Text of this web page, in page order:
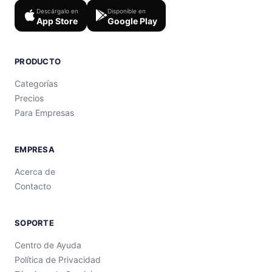
Descárgalo en
App Store
Disponible en
Google Play
PRODUCTO
Categorías
Precios
Para Empresas
EMPRESA
Acerca de
Contacto
SOPORTE
Centro de Ayuda
Política de Privacidad